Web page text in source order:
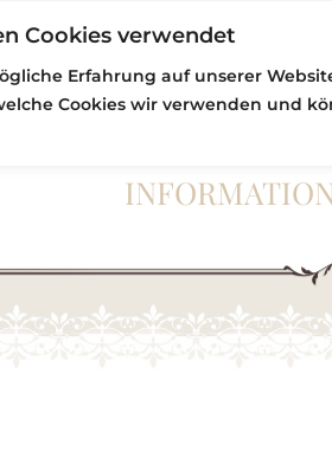
Cookies verwendet
Erfahrung auf unserer
Cookies wir verwenden und